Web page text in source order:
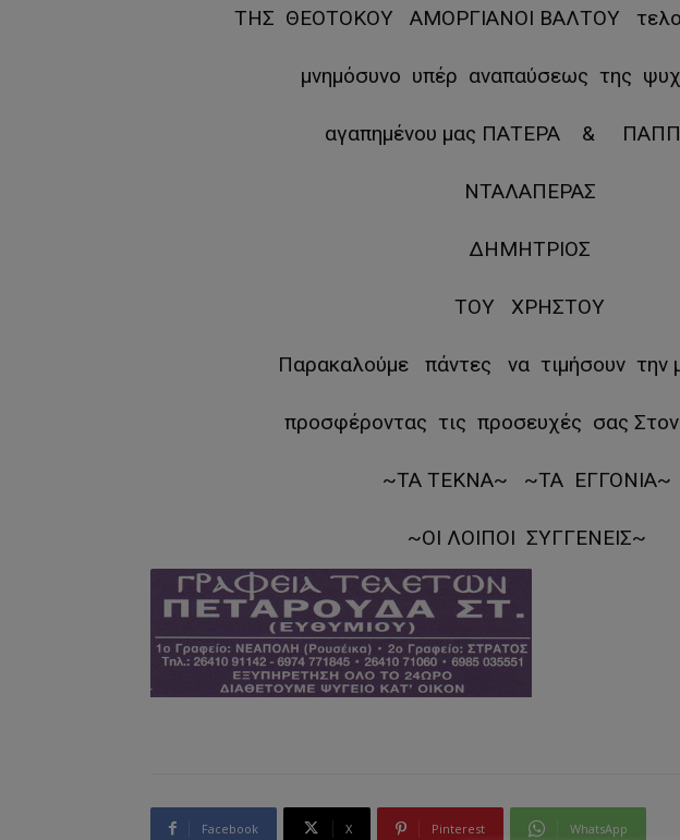
ΤΗΣ ΘΕΟΤΟΚΟΥ ΑΜΟΡΓΙΑΝΟΙ ΒΑΛΤΟΥ
μνημόσυνο υπέρ αναπαύσεως της
αγαπημένου μας ΠΑΤΕΡΑ &
ΝΤΑΛΑΠΕΡΑΣ
ΔΗΜΗΤΡΙΟΣ
ΤΟΥ ΧΡΗΣΤΟΥ
Παρακαλούμε πάντες να τιμήσουν την
προσφέροντας τις προσευχές σας
~ΤΑ ΤΕΚΝΑ~ ~ΤΑ ΕΓΓΟΝΙΑ~
~ΟΙ ΛΟΙΠΟΙ ΣΥΓΓΕΝΕΙΣ~
Facebook X Pinterest WhatsApp